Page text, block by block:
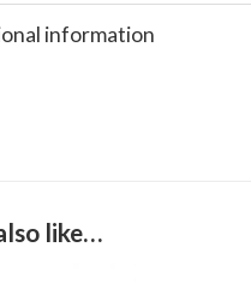
information
like…